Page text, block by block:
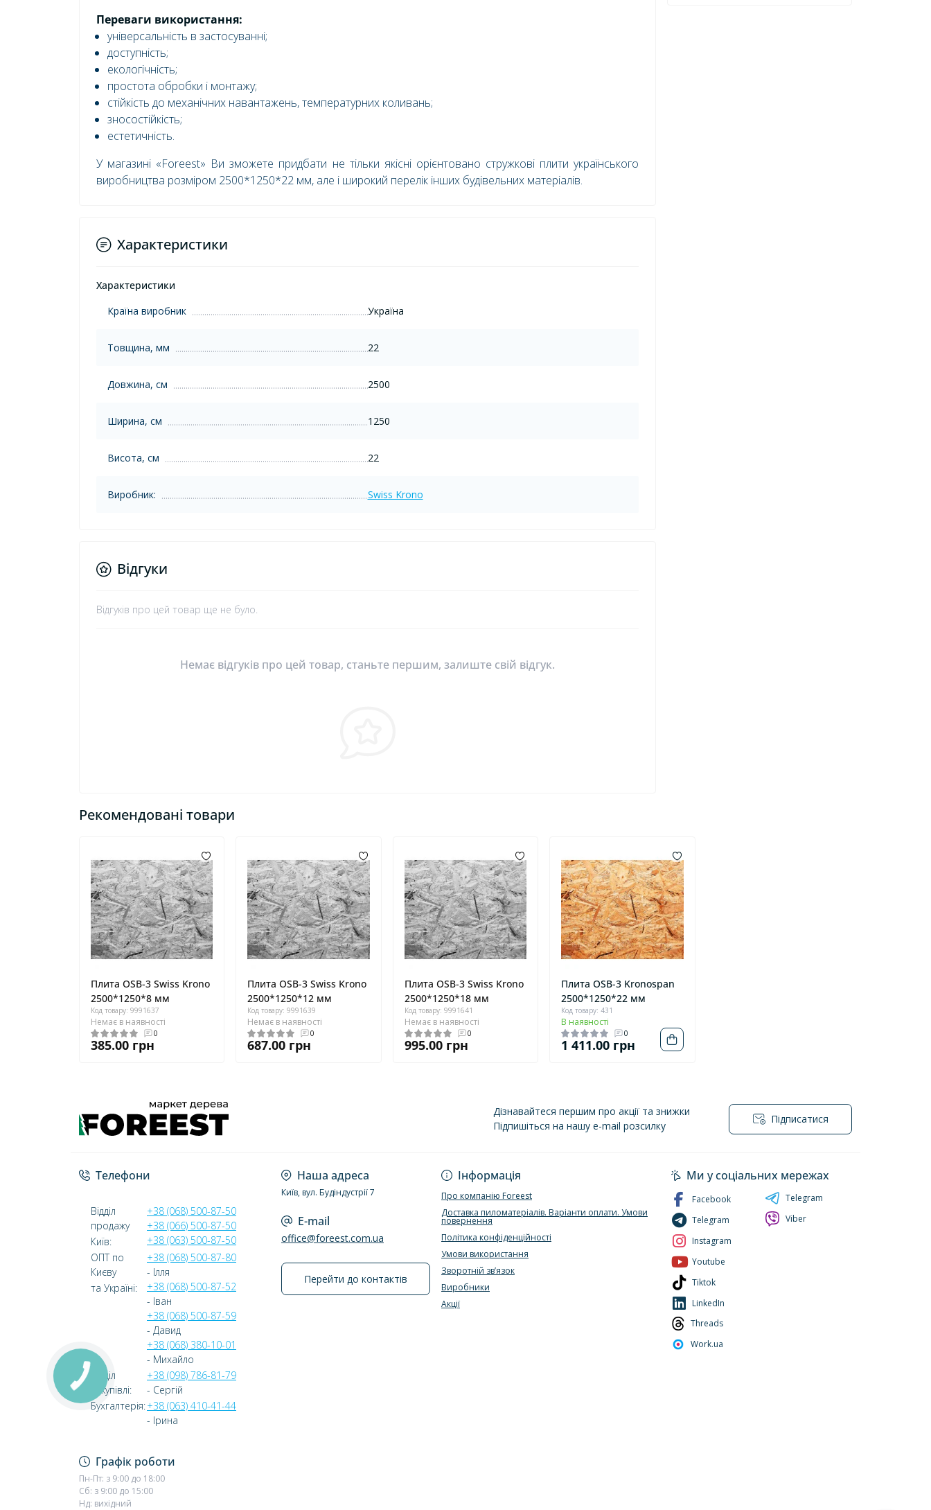
Переваги використання:
універсальність в застосуванні;
доступність;
екологічність;
простота обробки і монтажу;
стійкість до механічних навантажень, температурних коливань;
зносостійкість;
естетичність.
У магазині «Foreest» Ви зможете придбати не тільки якісні орієнтовано стружкові плити українського
виробництва розміром 2500*1250*22 мм, але і широкий перелік інших будівельних матеріалів.
Характеристики
Характеристики
Країна виробник
Україна
Товщина, мм 22
Довжина, см 2500
Ширина, см 1250
Висота, см 22
Виробник: Swiss Krono
Відгуки
Відгуків про цей товар ще не було.
Немає відгуків про цей товар, станьте першим, залиште свій відгук.
Рекомендовані товари
Плита OSB-3 Swiss Krono
2500*1250*8 мм
Код товару: 9991637
Немає в наявності
0
385.00 грн
Плита OSB-3 Swiss Krono
2500*1250*12 мм
Код товару: 9991639
Немає в наявності
0
687.00 грн
Плита OSB-3 Swiss Krono
2500*1250*18 мм
Код товару: 9991641
Немає в наявності
0
995.00 грн
Плита OSB-3 Kronospan
2500*1250*22 мм
Код товару: 431
В наявності
0
1 411.00 грн
Дізнавайтеся першим про акції та знижки
Підпишіться на нашу e-mail розсилку
Підписатися
Телефони
Відділ
продажу
Київ:
+38 (068) 500-87-50
+38 (066) 500-87-50
+38 (063) 500-87-50
ОПТ по
Києву
та Україні:
+38 (068) 500-87-80
- Ілля
+38 (068) 500-87-52
- Іван
+38 (068) 500-87-59
- Давид
+38 (068) 380-10-01
- Михайло
Відділ
закупівлі:
+38 (098) 786-81-79
- Сергій
Бухгалтерія:+38 (063) 410-41-44
- Ірина
Графік роботи
Пн-Пт: з 9:00 до 18:00
Сб: з 9:00 до 15:00
Нд: вихідний
Наша адреса
Київ, вул. Будіндустрії 7
E-mail
office@foreest.com.ua
Перейти до контактів
Інформація
Про компанію Foreest
Доставка пиломатеріалів. Варіанти оплати. Умови
повернення
Політика конфіденційності
Умови використання
Зворотній зв’язок
Виробники
Акції
Ми у соціальних мережах
Facebook
Telegram
Instagram
Youtube
Tiktok
LinkedIn
Threads
Work.ua
Telegram
Viber